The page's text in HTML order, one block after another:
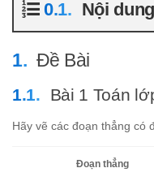
Nội dung
Đề Bài
Bài 1 Toán
Hãy vẽ các đoạn thẳng có
Đoạn thẳng